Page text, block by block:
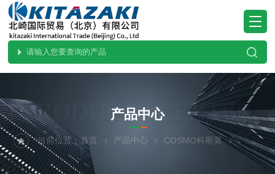
PRODUCTS CENTER
产品中心
当前位置：首页 产品中心 COSMO科斯莫 测试仪